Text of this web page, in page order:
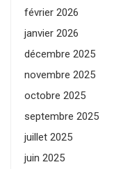
février 2026
janvier 2026
décembre 2025
novembre 2025
octobre 2025
septembre 2025
juillet 2025
juin 2025